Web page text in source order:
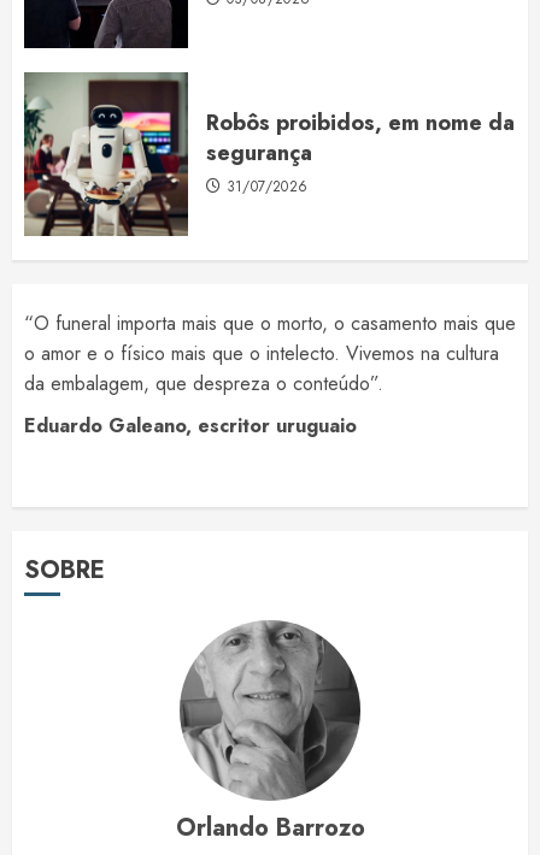
Robôs proibidos, em nome da
segurança
31/07/2026
“O funeral importa mais que o morto, o casamento mais que
o amor e o físico mais que o intelecto. Vivemos na cultura
da embalagem, que despreza o conteúdo”.
Eduardo Galeano, escritor uruguaio
SOBRE
Orlando Barrozo